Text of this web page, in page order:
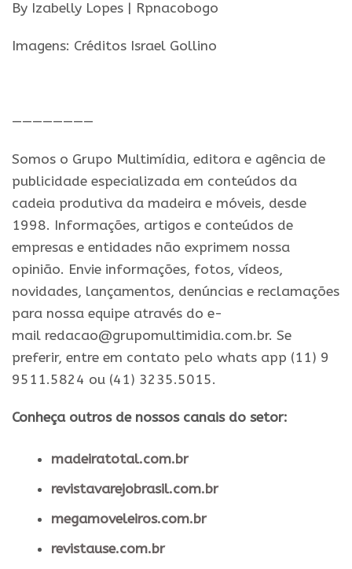
By Izabelly Lopes | Rpnacobogo
Imagens: Créditos Israel Gollino
————————
Somos o Grupo Multimídia, editora e agência de
publicidade especializada em conteúdos da
cadeia produtiva da madeira e móveis, desde
1998. Informações, artigos e conteúdos de
empresas e entidades não exprimem nossa
opinião. Envie informações, fotos, vídeos,
novidades, lançamentos, denúncias e reclamações
para nossa equipe através do e-
mail redacao@grupomultimidia.com.br. Se
preferir, entre em contato pelo whats app (11) 9
9511.5824 ou (41) 3235.5015.
Conheça outros de nossos canais do setor:
madeiratotal.com.br
revistavarejobrasil.com.br
megamoveleiros.com.br
revistause.com.br